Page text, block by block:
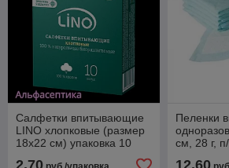
Салфетки впитывающие
LINO хлопковые (размер
18х22 см) упаковка 10
Пеленки
см, 28 г,